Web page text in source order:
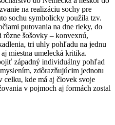
na realizáciu sochy pre
sochu symbolicky použila tzv.
putovania na dne rieky, do
rôzne šošovky – konvexnú,
tri uhly pohľadu na jednu
miestna umelecká kritika.
západný individuálny pohľad
zdôrazňujúcim jednotu
kde má aj človek svoje
v pojmoch aj formách zostal